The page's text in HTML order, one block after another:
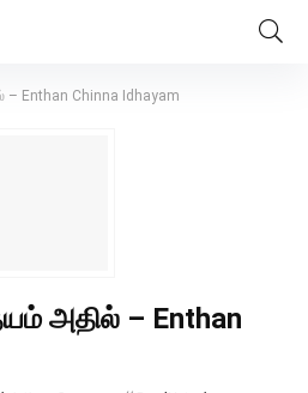
Enthan Chinna Idhayam
அதில் – Enthan